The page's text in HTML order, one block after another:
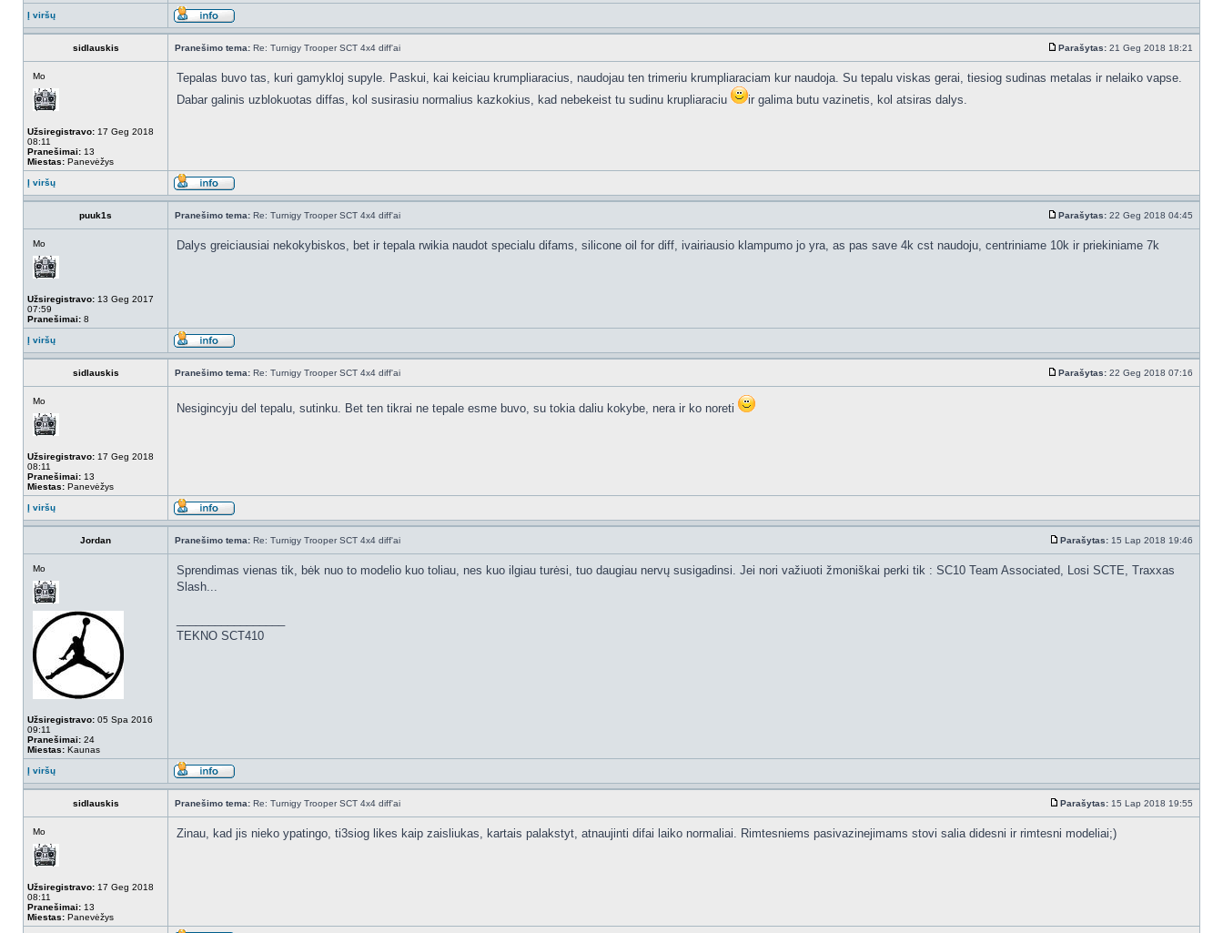
Į viršų
sidlauskis Pranešimo tema: Re: Turnigy Trooper SCT 4x4 diff'ai Parašytas: 21 Geg 2018 18:21
Mo
Užsiregistravo: 17 Geg 2018
08:11
Pranešimai: 13
Miestas: Panevėžys
Tepalas buvo tas, kuri gamykloj supyle. Paskui, kai keiciau krumpliaracius, naudojau ten trimeriu krumpliaraciam kur naudoja. Su tepalu viskas gerai, tiesiog sudinas metalas ir nelaiko vapse.
Dabar galinis uzblokuotas diffas, kol susirasiu normalius kazkokius, kad nebekeist tu sudinu krupliaraciu
ir galima butu vazinetis, kol atsiras dalys.
Į viršų
puuk1s Pranešimo tema: Re: Turnigy Trooper SCT 4x4 diff'ai Parašytas: 22 Geg 2018 04:45
Mo
Užsiregistravo: 13 Geg 2017
07:59
Pranešimai: 8
Dalys greiciausiai nekokybiskos, bet ir tepala rwikia naudot specialu difams, silicone oil for diff, ivairiausio klampumo jo yra, as pas save 4k cst naudoju, centriniame 10k ir priekiniame 7k
Į viršų
sidlauskis Pranešimo tema: Re: Turnigy Trooper SCT 4x4 diff'ai Parašytas: 22 Geg 2018 07:16
Mo
Užsiregistravo: 17 Geg 2018
08:11
Pranešimai: 13
Miestas: Panevėžys
Nesigincyju del tepalu, sutinku. Bet ten tikrai ne tepale esme buvo, su tokia daliu kokybe, nera ir ko noreti
Į viršų
Jordan Pranešimo tema: Re: Turnigy Trooper SCT 4x4 diff'ai Parašytas: 15 Lap 2018 19:46
Mo
Užsiregistravo: 05 Spa 2016
09:11
Pranešimai: 24
Miestas: Kaunas
Sprendimas vienas tik, bėk nuo to modelio kuo toliau, nes kuo ilgiau turėsi, tuo daugiau nervų susigadinsi. Jei nori važiuoti žmoniškai perki tik : SC10 Team Associated, Losi SCTE, Traxxas
Slash...
TEKNO SCT410
Į viršų
sidlauskis Pranešimo tema: Re: Turnigy Trooper SCT 4x4 diff'ai Parašytas: 15 Lap 2018 19:55
Mo
Užsiregistravo: 17 Geg 2018
08:11
Pranešimai: 13
Miestas: Panevėžys
Zinau, kad jis nieko ypatingo, ti3siog likes kaip zaisliukas, kartais palakstyt, atnaujinti difai laiko normaliai. Rimtesniems pasivazinejimams stovi salia didesni ir rimtesni modeliai;)